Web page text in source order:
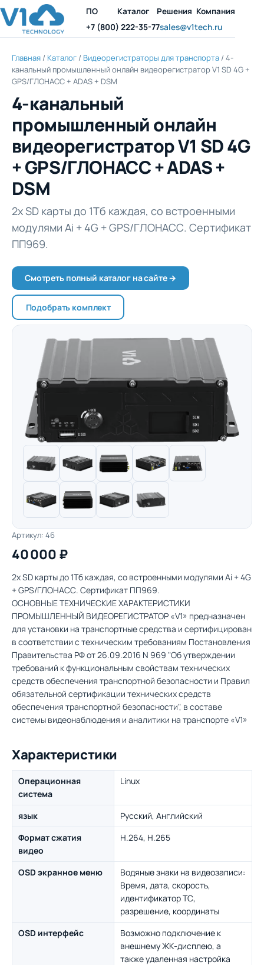
ПО Каталог Решения Компания
+7 (800) 222-35-77sales@v1tech.ru
Главная / Каталог / Видеорегистраторы для транспорта / 4-
канальный промышленный онлайн видеорегистратор V1 SD 4G +
GPS/ГЛОНАСС + ADAS + DSM
4-канальный
промышленный онлайн
видеорегистратор V1 SD 4G
+ GPS/ГЛОНАСС + ADAS +
DSM
2х SD карты до 1Тб каждая, со встроенными
модулями Ai + 4G + GPS/ГЛОНАСС. Сертификат
ПП969.
Смотреть полный каталог на сайте →
Подобрать комплект
Артикул: 46
40 000 ₽
2х SD карты до 1Тб каждая, со встроенными модулями Ai + 4G
+ GPS/ГЛОНАСС. Сертификат ПП969.
ОСНОВНЫЕ ТЕХНИЧЕСКИЕ ХАРАКТЕРИСТИКИ
ПРОМЫШЛЕННЫЙ ВИДЕОРЕГИСТРАТОР «V1» предназначен
для установки на транспортные средства и сертифицирован
в соответствии с техническим требованиям Постановления
Правительства РФ от 26.09.2016 N 969 "Об утверждении
требований к функциональным свойствам технических
средств обеспечения транспортной безопасности и Правил
обязательной сертификации технических средств
обеспечения транспортной безопасности", в составе
системы видеонаблюдения и аналитики на транспорте «V1»
Характеристики
Операционная
система
Linux
язык
Русский, Английский
Формат сжатия
видео
H.264, H.265
OSD экранное меню
Водяные знаки на видеозаписи:
Время, дата, скорость,
идентификатор ТС,
разрешение, координаты
OSD интерфейс
Возможно подключение к
внешнему ЖК-дисплею, а
также удаленная настройка